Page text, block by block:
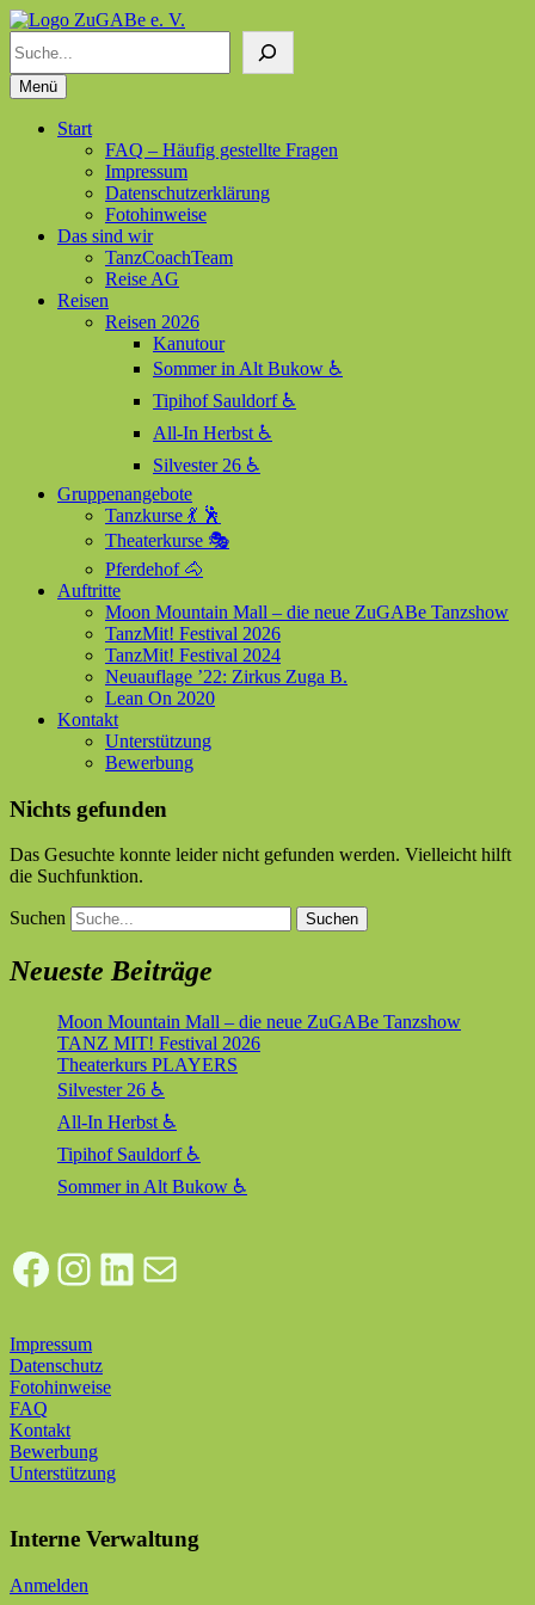
ZuGABe e. V.
Zusammen geht alles besser
Menü
Start
FAQ – Häufig gestellte Fragen
Impressum
Datenschutzerklärung
Fotohinweise
Das sind wir
TanzCoachTeam
Reise AG
Reisen
Reisen 2026
Kanutour
Sommer in Alt Bukow ♿
Tipihof Sauldorf ♿
All-In Herbst ♿
Silvester 26 ♿
Gruppenangebote
Tanzkurse 💃 🕺
Theaterkurse 🎭
Pferdehof 🐴
Auftritte
Moon Mountain Mall – die neue ZuGABe Tanzshow
TanzMit! Festival 2026
TanzMit! Festival 2024
Neuauflage ’22: Zirkus Zuga B.
Lean On 2020
Kontakt
Unterstützung
Bewerbung
Nichts gefunden
Das Gesuchte konnte leider nicht gefunden werden. Vielleicht hilft
die Suchfunktion.
Suchen
Neueste Beiträge
Moon Mountain Mall – die neue ZuGABe Tanzshow
TANZ MIT! Festival 2026
Theaterkurs PLAYERS
Silvester 26 ♿
All-In Herbst ♿
Tipihof Sauldorf ♿
Sommer in Alt Bukow ♿
Facebook
Instagram
LinkedIn
E-Mail
Impressum
Datenschutz
Fotohinweise
FAQ
Kontakt
Bewerbung
Unterstützung
Interne Verwaltung
Anmelden